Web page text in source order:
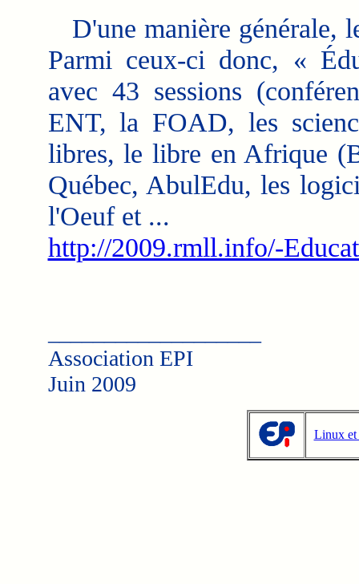
D'une manière générale,
Parmi ceux-ci donc, «
avec 43 sessions
ENT, la FOAD, les
libres, le libre en Afrique
Québec, AbulEdu, les
l'Oeuf et ...
http://2009.rmll.info/-
Association EPI
Juin 2009
Linux et